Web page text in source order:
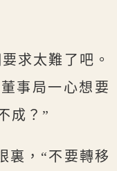
求太難了吧。
事局一心想要
成？”
裏，“不要轉移